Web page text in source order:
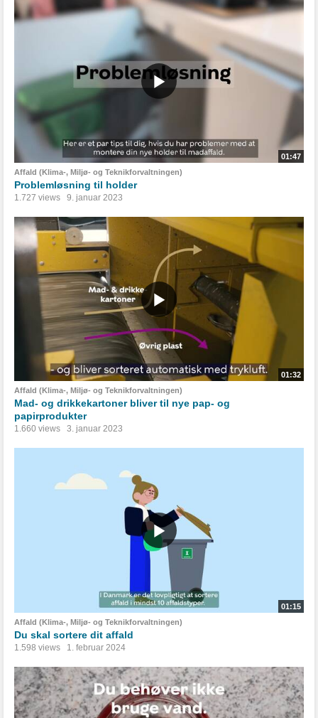
01:47
Affald (Klima-, Miljø- og Teknikforvaltningen)
Problemløsning til holder
1.727 views 9. januar 2023
01:32
Affald (Klima-, Miljø- og Teknikforvaltningen)
Mad- og drikkekartoner bliver til nye pap- og
papirprodukter
1.660 views 3. januar 2023
01:15
Affald (Klima-, Miljø- og Teknikforvaltningen)
Du skal sortere dit affald
1.598 views 1. februar 2024